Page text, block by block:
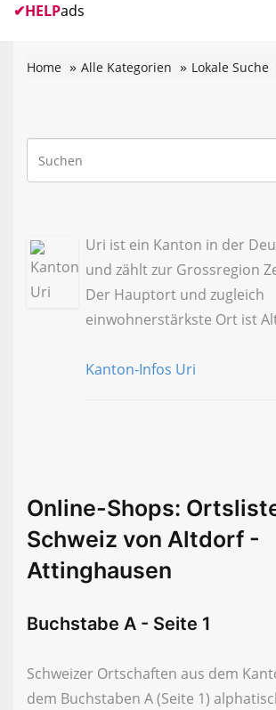
✔HELPads
Home Alle Kategorien Lokale Suche
Uri ist ein Kanton in der
und zählt zur Grossregion
Der Hauptort und zugleich
einwohnerstärkste Ort ist
Kanton-Infos Uri
Online-Shops:
Schweiz von Altdorf -
Attinghausen
Buchstabe A - Seite 1
Schweizer Ortschaften aus dem
dem Buchstaben A (Seite 1)